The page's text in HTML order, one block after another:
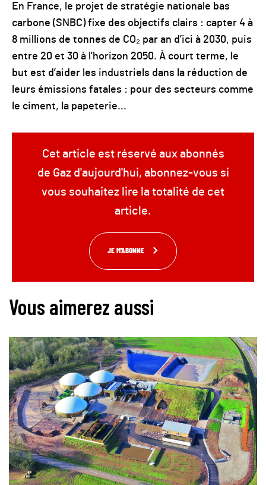
En France, le projet de stratégie nationale bas
carbone (SNBC) fixe des objectifs clairs : capter 4 à
8 millions de tonnes de CO₂ par an d’ici à 2030, puis
entre 20 et 30 à l’horizon 2050. À court terme, le
but est d’aider les industriels dans la réduction de
leurs émissions fatales : pour des secteurs comme
le ciment, la papeterie...
Cet article est réservé aux abonnés
de Gaz d'aujourd'hui, abonnez-vous si
vous souhaitez lire la totalité de cet
article.
JE M'ABONNE
Vous aimerez aussi